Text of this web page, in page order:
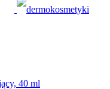
40 ml